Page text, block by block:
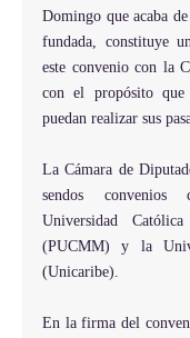
Domingo que acaba
fundada, constituye
este convenio con la
con el propósito que
puedan realizar sus
La Cámara de
sendos
Universidad
(PUCMM) y la
(Unicaribe).
En la firma del